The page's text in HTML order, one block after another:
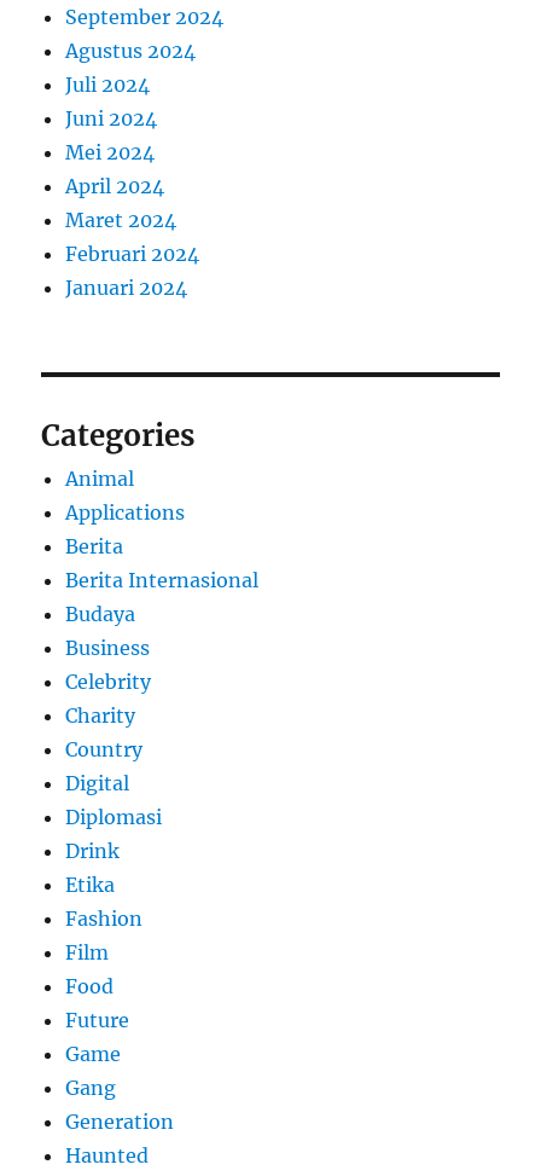
September 2024
Agustus 2024
Juli 2024
Juni 2024
Mei 2024
April 2024
Maret 2024
Februari 2024
Januari 2024
Categories
Animal
Applications
Berita
Berita Internasional
Budaya
Business
Celebrity
Charity
Country
Digital
Diplomasi
Drink
Etika
Fashion
Film
Food
Future
Game
Gang
Generation
Haunted